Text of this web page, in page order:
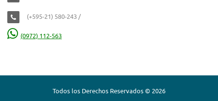
(+595-21) 580-243 /
(0972) 112-563
Todos los Derechos Reservados © 2026